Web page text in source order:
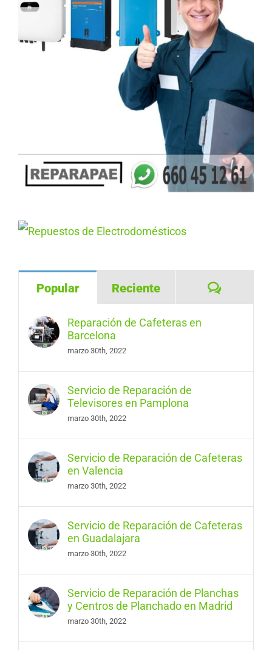
Popular Reciente
Reparación de Cafeteras en
Barcelona
marzo 30th, 2022
Servicio de Reparación de
Televisores en Pamplona
marzo 30th, 2022
Servicio de Reparación de Cafeteras
en Valencia
marzo 30th, 2022
Servicio de Reparación de Cafeteras
en Guadalajara
marzo 30th, 2022
Servicio de Reparación de Planchas
y Centros de Planchado en Madrid
marzo 30th, 2022